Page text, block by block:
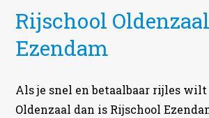
Rijschool Oldenzaal
Ezendam
Als je snel en betaalbaar rijles
Oldenzaal dan is Rijschool